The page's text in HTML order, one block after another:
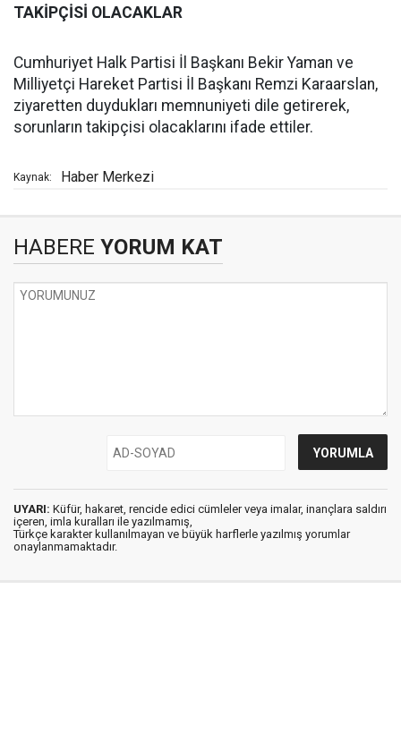
TAKİPÇİSİ OLACAKLAR
Cumhuriyet Halk Partisi İl Başkanı Bekir Yaman ve
Milliyetçi Hareket Partisi İl Başkanı Remzi Karaarslan,
ziyaretten duydukları memnuniyeti dile getirerek,
sorunların takipçisi olacaklarını ifade ettiler.
Kaynak: Haber Merkezi
HABERE YORUM KAT
UYARI: Küfür, hakaret, rencide edici cümleler veya imalar, inançlara saldırı
içeren, imla kuralları ile yazılmamış,
Türkçe karakter kullanılmayan ve büyük harflerle yazılmış yorumlar
onaylanmamaktadır.